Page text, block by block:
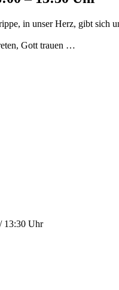
in unser Herz, gibt
Gott trauen …
/ 13:30 Uhr